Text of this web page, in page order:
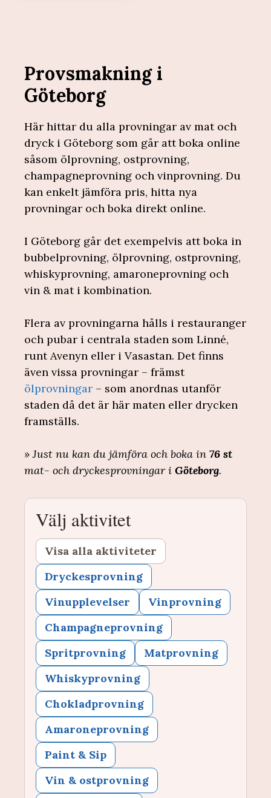
Provsmakning i
Göteborg
Här hittar du alla provningar av mat och
dryck i Göteborg som går att boka online
såsom ölprovning, ostprovning,
champagneprovning och vinprovning. Du
kan enkelt jämföra pris, hitta nya
provningar och boka direkt online.
I Göteborg går det exempelvis att boka in
bubbelprovning, ölprovning, ostprovning,
whiskyprovning, amaroneprovning och
vin & mat i kombination.
Flera av provningarna hålls i restauranger
och pubar i centrala staden som Linné,
runt Avenyn eller i Vasastan. Det finns
även vissa provningar – främst
ölprovningar – som anordnas utanför
staden då det är här maten eller drycken
framställs.
» Just nu kan du jämföra och boka in 76 st
mat- och dryckesprovningar i Göteborg.
Välj aktivitet
Visa alla aktiviteter
Dryckesprovning
Vinupplevelser
Vinprovning
Champagneprovning
Spritprovning
Matprovning
Whiskyprovning
Chokladprovning
Amaroneprovning
Paint & Sip
Vin & ostprovning